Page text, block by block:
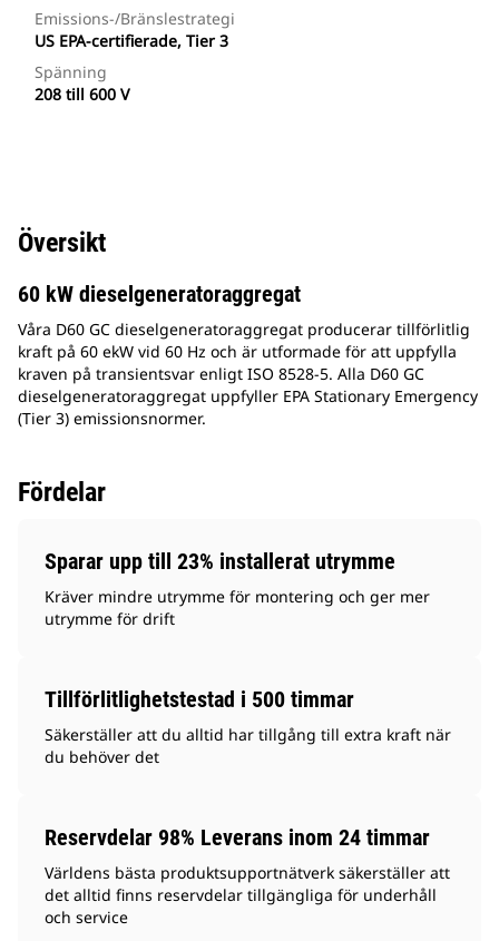
Emissions-/bränslestrategi
US EPA-certifierade, Tier 3
Spänning
208 till 600 V
Översikt
60 kW dieselgeneratoraggregat
Våra D60 GC dieselgeneratoraggregat producerar tillförlitlig
kraft på 60 ekW vid 60 Hz och är utformade för att uppfylla
kraven på transientsvar enligt ISO 8528-5. Alla D60 GC
dieselgeneratoraggregat uppfyller EPA Stationary Emergency
(Tier 3) emissionsnormer.
Fördelar
Sparar upp till 23% installerat utrymme
Kräver mindre utrymme för montering och ger mer
utrymme för drift
Tillförlitlighetstestad i 500 timmar
Säkerställer att du alltid har tillgång till extra kraft när
du behöver det
Reservdelar 98% Leverans inom 24 timmar
Världens bästa produktsupportnätverk säkerställer att
det alltid finns reservdelar tillgängliga för underhåll
och service